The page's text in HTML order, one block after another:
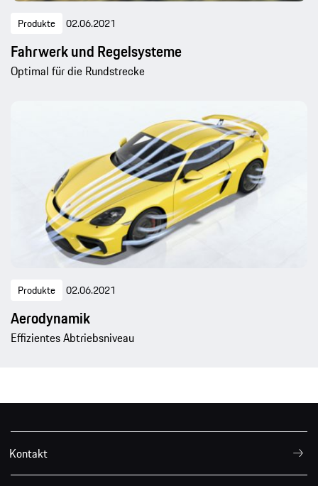
Produkte 02.06.2021
Fahrwerk und Regelsysteme
Optimal für die Rundstrecke
Produkte 02.06.2021
Aerodynamik
Effizientes Abtriebsniveau
Kontakt